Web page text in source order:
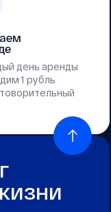
день аренды
1 рубль